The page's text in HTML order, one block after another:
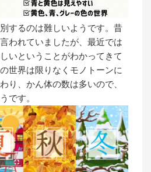
するのは難しいようです。昔
われていましたが、最近では
いということがわかってきて
世界は限りなくモノトーンに
り、かん体の数は多いので、
です。